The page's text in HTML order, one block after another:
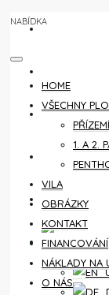
KONTAKT
NÁKLADY
NABÍDKA
HOME
VŠECHNY
PŘÍZEMÍ
1. A 2.
VILA
OBRÁZKY
KONTAKT
FINANCOVÁNÍ
NÁKLADY NA
O NÁS